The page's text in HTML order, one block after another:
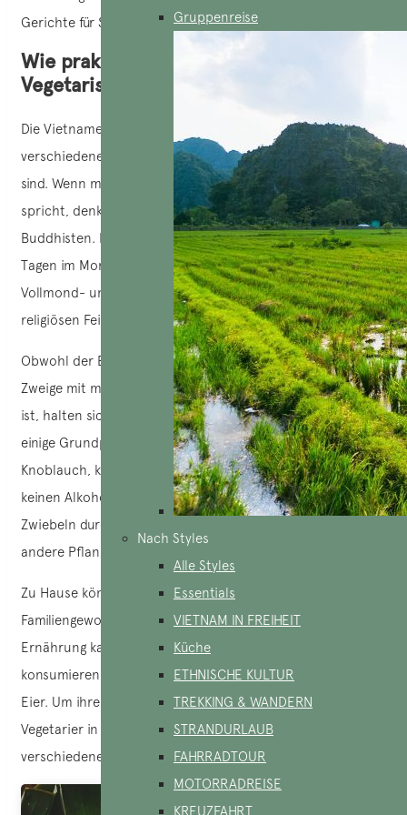
Gruppenreise
Nach Styles
Alle Styles
Essentials
VIETNAM IN FREIHEIT
Küche
ETHNISCHE KULTUR
TREKKING & WANDERN
STRANDURLAUB
FAHRRADTOUR
MOTORRADREISE
KREUZFAHRT
Gerichte für Sie zubereiten können.
Wie praktizieren Vietnamesen den
Vegetarismus?
Die Vietnamesen praktizieren den Vegetarismus auf
verschiedene Arten, die oft vom Buddhismus beeinflusst
sind. Wenn man in Vietnam von vegetarischer Ernährung
spricht, denkt man sofort an die Ernährung der gläubigen
Buddhisten. Diese entscheiden sich oft dafür, an 1 bis 4
Tagen im Monat für vegetarisch essen, vor allem an
Vollmond- und Neumondtagen oder an bestimmten
religiösen Feiertagen.
Obwohl der Buddhismus in Vietnam in verschiedene
Zweige mit mehr oder weniger strengen Regeln unterteilt
ist, halten sich vegetarische Restaurants in der Regel an
einige Grundprinzipien: kein Fleisch, keine Zwiebeln oder
Knoblauch, keine Eier, keine tierischen Milchprodukte und
keinen Alkohol. Häufig ersetzen sie Knoblauch und
Zwiebeln durch Lauch und verwenden Sojamilch oder
andere Pflanzenmilch anstelle von Kuhmilch.
Zu Hause können die Praktiken je nach
Familiengewohnheiten variieren, und die vegetarische
Ernährung kann weniger streng sein. Viele Menschen
konsumieren weiterhin uneingeschränkt Kuhmilch und
Eier. Um ihre Nährstoffzufuhr zu ergänzen, bereiten
Vegetarier in Vietnam häufig Gerichte mit Pilzen, Tofu und
verschiedenen Sojaprodukten zu.